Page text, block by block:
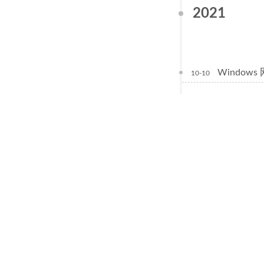
2021
10-10 Windows